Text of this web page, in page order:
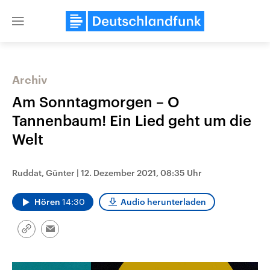
Close
Landtagswahl Sachsen-Anhalt
2026
Alle Informationen
Sachsen-Anhalt wählt am 6.
Bundesland von einer Koalition aus
USA
mit großem Einfluss auf
Archiv
Am Sonntagmorgen – O
Tannenbaum! Ein Lied geht um die
Welt
Ruddat, Günter | 12. Dezember 2021, 08:35 Uhr
Hören 14:30 Audio herunterladen
Link
Email